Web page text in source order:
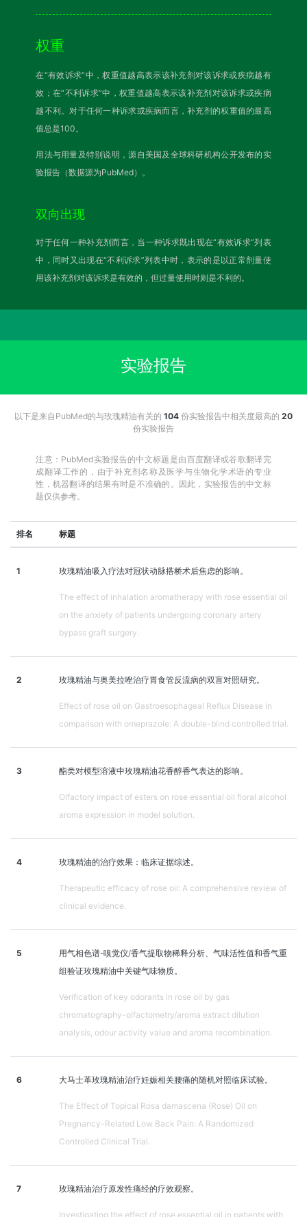
权重
在“有效诉求”中，权重值越高表示该补充剂对该诉求或疾病越有
效；在“不利诉求”中，权重值越高表示该补充剂对该诉求或疾病
越不利。对于任何一种诉求或疾病而言，补充剂的权重值的最高
值总是100。
用法与用量及特别说明，源自美国及全球科研机构公开发布的实
验报告（数据源为PubMed）。
双向出现
对于任何一种补充剂而言，当一种诉求既出现在“有效诉求”列表
中，同时又出现在“不利诉求”列表中时，表示的是以正常剂量使
用该补充剂对该诉求是有效的，但过量使用时则是不利的。
实验报告
以下是来自PubMed的与玫瑰精油有关的 104 份实验报告中相关度最高的 20
份实验报告
注意：PubMed实验报告的中文标题是由百度翻译或谷歌翻译完
成翻译工作的，由于补充剂名称及医学与生物化学术语的专业
性，机器翻译的结果有时是不准确的。因此，实验报告的中文标
题仅供参考。
排名 标题
1 玫瑰精油吸入疗法对冠状动脉搭桥术后焦虑的影响。
The effect of inhalation aromatherapy with rose essential oil
on the anxiety of patients undergoing coronary artery
bypass graft surgery.
2 玫瑰精油与奥美拉唑治疗胃食管反流病的双盲对照研究。
Effect of rose oil on Gastroesophageal Reflux Disease in
comparison with omeprazole: A double-blind controlled trial.
3 酯类对模型溶液中玫瑰精油花香醇香气表达的影响。
Olfactory impact of esters on rose essential oil floral alcohol
aroma expression in model solution.
4 玫瑰精油的治疗效果：临床证据综述。
Therapeutic efficacy of rose oil: A comprehensive review of
clinical evidence.
5
用气相色谱-嗅觉仪/香气提取物稀释分析、气味活性值和香气重
组验证玫瑰精油中关键气味物质。
Verification of key odorants in rose oil by gas
chromatography-olfactometry/aroma extract dilution
analysis, odour activity value and aroma recombination.
6 大马士革玫瑰精油治疗妊娠相关腰痛的随机对照临床试验。
The Effect of Topical Rosa damascena (Rose) Oil on
Pregnancy-Related Low Back Pain: A Randomized
Controlled Clinical Trial.
7 玫瑰精油治疗原发性痛经的疗效观察。
Investigating the effect of rose essential oil in patients with